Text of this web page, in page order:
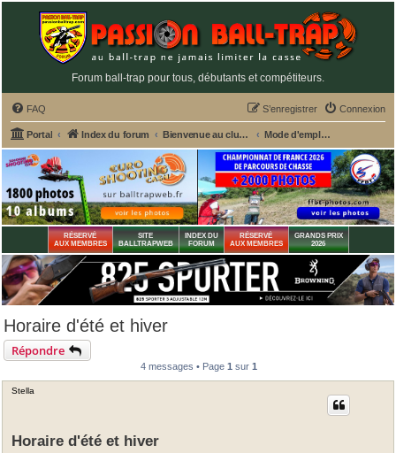
Forum ball-trap pour tous, débutants et compétiteurs.
FAQ Connexion
S’enregistrer
Portal Index du forum Bienvenue au club house PASSION BALL-TRAP Mode d'emploi du forum - Très utile pour non initiés
RÉSERVÉ
AUX MEMBRES
SITE
BALLTRAPWEB
INDEX DU
FORUM
RÉSERVÉ
AUX MEMBRES
GRANDS PRIX
2026
Horaire d'été et hiver
Répondre
4 messages • Page 1 sur 1
Stella
Horaire d'été et hiver